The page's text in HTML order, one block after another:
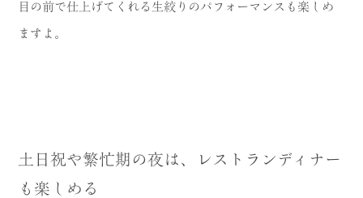
目の前で仕上げてくれる生絞りのパフォーマンスも楽しめ
ますよ。
土日祝や繁忙期の夜は、レストランディナー
も楽しめる